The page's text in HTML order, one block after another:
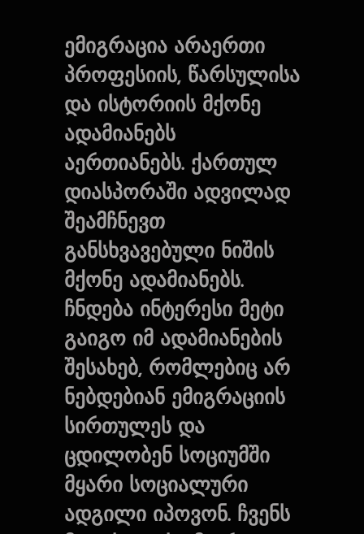
ემიგრაცია არაერთი
პროფესიის, წარსულისა
და ისტორიის მქონე
ადამიანებს
აერთიანებს. ქართულ
დიასპორაში ადვილად
შეამჩნევთ
განსხვავებული ნიშის
მქონე ადამიანებს.
ჩნდება ინტერესი მეტი
გაიგო იმ ადამიანების
შესახებ, რომლებიც არ
ნებდებიან ემიგრაციის
სირთულეს და
ცდილობენ სოციუმში
მყარი სოციალური
ადგილი იპოვონ. ჩვენს